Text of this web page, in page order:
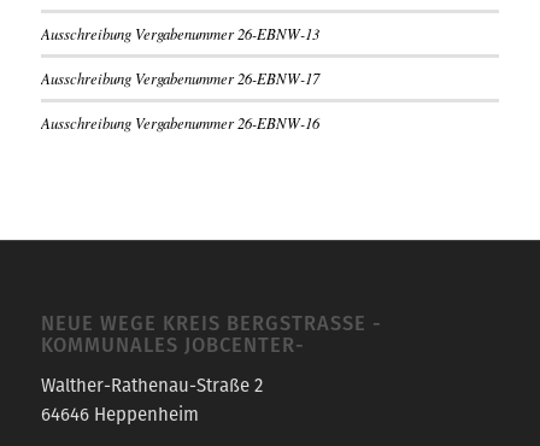
Ausschreibung Vergabenummer 26-EBNW-13
Ausschreibung Vergabenummer 26-EBNW-17
Ausschreibung Vergabenummer 26-EBNW-16
NEUE WEGE KREIS BERGSTRASSE -K
OMMUNALES JOBCENTER-
Walther-Rathenau-Straße 2
64646 Heppenheim